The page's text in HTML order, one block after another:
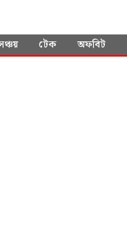
টেক অফবিট